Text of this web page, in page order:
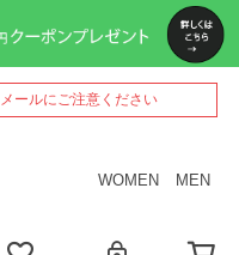
ールにご注意ください
WOMEN MEN
ペー
ジト
ップ
へ